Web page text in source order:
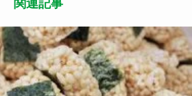
関連記事